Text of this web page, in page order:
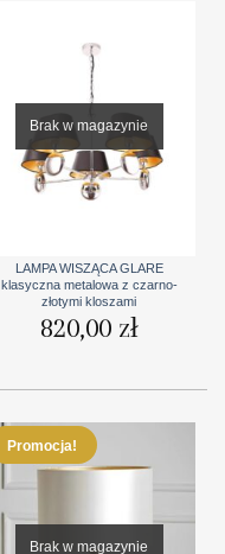
Brak w magazynie
LAMPA WISZĄCA GLARE
klasyczna metalowa z czarno-
złotymi kloszami
820,00 zł
Promocja!
Brak w magazynie